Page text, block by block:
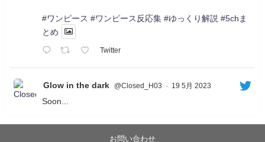
#ワンピース #ワンピース反応集 #ゆっくり解説 #5chま
とめ
Twitter
Glow in the dark @Closed_H03 · 19 5月 2023
Soon...
【忍】ゆっくり季節性ドネート2021初夏22･23春/異世
界ファンタジー回解説【殺】～トリダ編
お問い合わせ